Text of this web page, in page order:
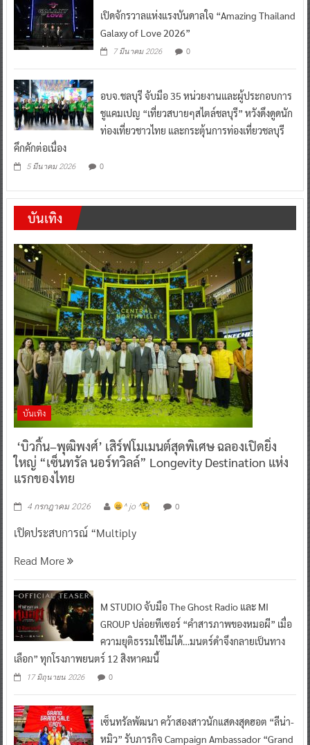
เปิดจักรวาลแห่งแรงบันดาลใจ “Amazing Thailand
Galaxy of Love 2026”
7 มีนาคม 2026 0
อบจ.ชลบุรี จับมือ 35 หน่วยงานและผู้ประกอบการ
ชูแคมเปญ “เที่ยวสบายๆสไตล์ชลบุรี” หวังดึงดูดนัก
ท่องเที่ยวชาวไทย และกระตุ้นการท่องเที่ยวชลบุรี
คึกคักต่อเนื่อง
5 มีนาคม 2026 0
บันเทิง
บันเทิง
‘บิวกิ้น–พุฒิพงศ์’ เสิร์ฟโมเมนต์สุดพิเศษ ฉลองเปิดยิ่ง
ใหญ่ “เซ็นทรัล นอร์ทวิลล์” Longevity Destination แห่ง
แรกของไทย
4 กรกฎาคม 2026 ^ jo ^ 0
เปิดประสบการณ์ “Multiply
Read More
M STUDIO จับมือ The Ghost Radio และ MI
GROUP ปล่อยทีเซอร์ “คำสารภาพของหมอผี” เมื่อ
ความยุติธรรมใช้ไม่ได้…มนตร์ดำจึงกลายเป็นทาง
เลือก” ทุกโรงภาพยนตร์ 12 สิงหาคมนี้
17 มิถุนายน 2026 0
เซ็นทรัลพัฒนา คว้าสองสาวนักแสดงสุดฮอต “ลีน่า-
หมิว” รับภารกิจ Campaign Ambassador “Grand